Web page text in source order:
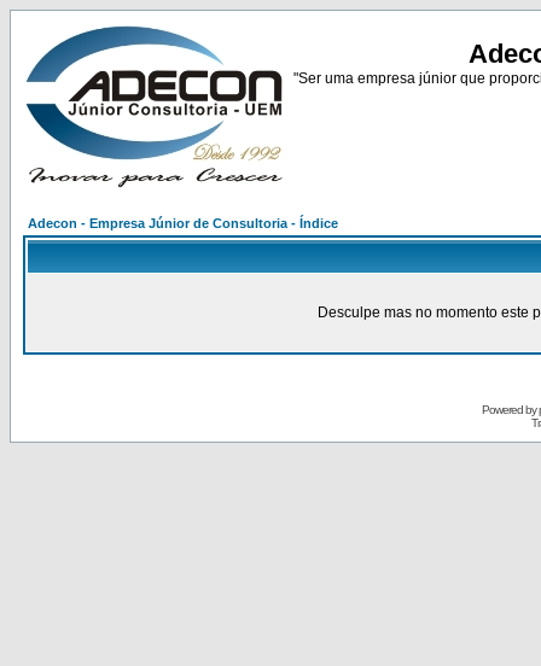
"Ser uma empresa júnior que
Adecon - Empresa Júnior de Consultoria - Índice
Desculpe mas no momento este
Powered by